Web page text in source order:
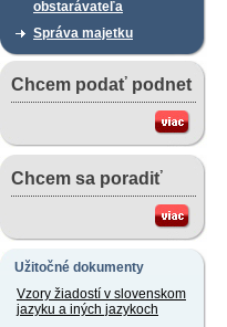
obstarávateľa
Správa majetku
Chcem podať podnet
Chcem sa poradiť
Užitočné dokumenty
Vzory žiadostí v slovenskom
jazyku a iných jazykoch